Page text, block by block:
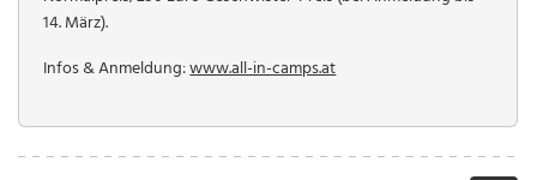
14. März).
Infos & Anmeldung:www.all-in-camps.at